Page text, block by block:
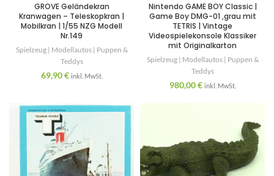
GROVE Geländekran
Kranwagen – Teleskopkran |
Mobilkran | 1/55 NZG Modell
Nr.149
Spielzeug | Modellautos | Puppen &
Teddys
69,90€ inkl. MwSt.
Nintendo GAME BOY Classic |
Game Boy DMG-01 ,grau mit
TETRIS | Vintage
Videospielekonsole Klassiker
mit Originalkarton
Spielzeug | Modellautos | Puppen &
Teddys
980,00€ inkl. MwSt.